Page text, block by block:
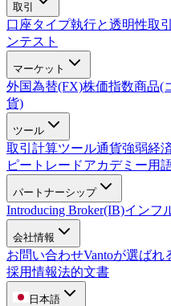
取引
口座タイプ執行と透明性取
ンテスト
マーケット
外国為替(FX)株価指数商品(
貨)
ツール
取引計算ツール通貨強弱経
ピートレードアカデミー用
パートナーシップ
Introducing Broker(IB)インフ
会社情報
お問い合わせVantoが選ばれ
採用情報法的文書
日本語